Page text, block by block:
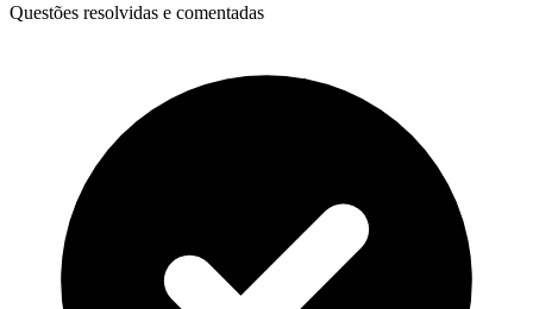
Questões resolvidas e comentadas